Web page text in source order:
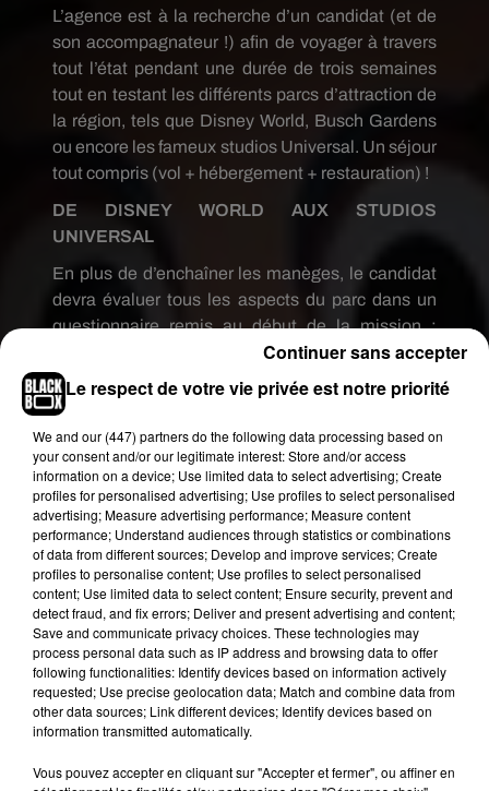
L’agence est à la recherche d’un candidat (et de
son accompagnateur !) afin de voyager à travers
tout l’état pendant une durée de trois semaines
tout en testant les différents parcs d’attraction de
la région, tels que Disney World, Busch Gardens
ou encore les fameux studios Universal. Un séjour
tout compris (vol + hébergement + restauration) !
DE DISNEY WORLD AUX STUDIOS
UNIVERSAL
En plus de d’enchaîner les manèges, le candidat
devra évaluer tous les aspects du parc dans un
questionnaire remis au début de la mission :
l’expérience globale, la qualité et la variété des
aliments et boissons, le logement et le confort des
installations, la convenance pour les
familles/couples, le temps d’attente pour chaque
attraction, les sensations ressenties sur une
attraction mais aussi pendant une animation ou
un spectacle/une parade, les séances photos
avec les personnages, sans oublier l’accueil dans
les boutiques. Le candidat se verra également
remettre une enveloppe quotidienne afin de
couvrir toutes ses dépenses, comme pour essayer
de nouvelles recettes et autres boissons à thème.
1300 DOLLARS PAR SEMAINE !
L’annonce relayée par le média LADBible précise
que «vous serez encouragé à partager votre
expérience sur votre compte Instagram et
Le respect de votre vie privée est notre priorité
We and our (447) partnersdo the following data processing based on
your consent and/or our legitimate interest: Store and/or access
information on a device; Use limited data to select advertising; Create
profiles for personalised advertising; Use profiles to select personalised
advertising; Measure advertising performance; Measure content
performance; Understand audiences through statistics or combinations
of data from different sources; Develop and improve services; Create
profiles to personalise content; Use profiles to select personalised
content; Use limited data to select content; Ensure security, prevent and
detect fraud, and fix errors; Deliver and present advertising and content;
Save and communicate privacy choices. These technologies may
process personal data such as IP address and browsing data to offer
following functionalities: Identify devices based on information actively
requested; Use precise geolocation data; Match and combine data from
other data sources; Link different devices; Identify devices based on
information transmitted automatically.
Vous pouvez accepter en cliquant sur "Accepter et fermer", ou affiner en
Continuer sans accepter